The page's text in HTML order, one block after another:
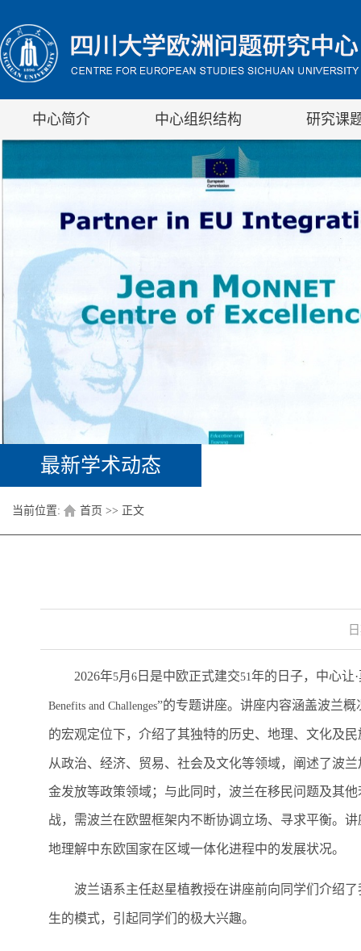
中心简介 中心组织结构 研究课
最新学术动态
当前位置: 首页 >> 正文
2026年5月 6 日是中欧正式建交51年的日子，中心让
Benefits and Challenges”的专题讲座。讲座内容涵盖波兰
的宏观定位下，介绍了其独特的历史、地理、文化及
从政治、经济、贸易、社会及文化等领域，阐述了波
金发放等政策领域；与此同时，波兰在移民问题及其
战，需波兰在欧盟框架内不断协调立场、寻求平衡。
地理解中东欧国家在区域一体化进程中的发展状况。
波兰语系主任赵星植教授在讲座前向同学们介绍
生的模式，引起同学们的极大兴趣。